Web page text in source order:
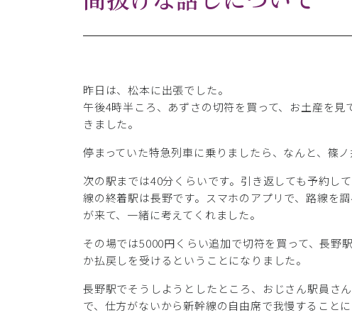
昨日は、松本に出張でした。
午後4時半ころ、あずさの切符を買って、お土産を
きました。
停まっていた特急列車に乗りましたら、なんと、篠ノ
次の駅までは40分くらいです。引き返しても予約し
線の終着駅は長野です。スマホのアプリで、路線を
が来て、一緒に考えてくれました。
その場では5000円くらい追加で切符を買って、長野
か払戻しを受けるということになりました。
長野駅でそうしようとしたところ、おじさん駅員さ
で、仕方がないから新幹線の自由席で我慢することに